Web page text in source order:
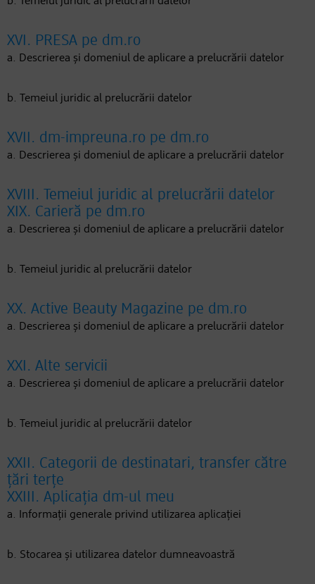
XVI. PRESA pe dm.ro
a. Descrierea și domeniul de aplicare a prelucrării datelor
b. Temeiul juridic al prelucrării datelor
XVII. dm-impreuna.ro pe dm.ro
a. Descrierea și domeniul de aplicare a prelucrării datelor
XVIII. Temeiul juridic al prelucrării datelor
XIX. Carieră pe dm.ro
a. Descrierea și domeniul de aplicare a prelucrării datelor
b. Temeiul juridic al prelucrării datelor
XX. Active Beauty Magazine pe dm.ro
a. Descrierea și domeniul de aplicare a prelucrării datelor
XXI. Alte servicii
a. Descrierea și domeniul de aplicare a prelucrării datelor
b. Temeiul juridic al prelucrării datelor
XXII. Categorii de destinatari, transfer către
țări terțe
XXIII. Aplicația dm-ul meu
a. Informații generale privind utilizarea aplicației
b. Stocarea și utilizarea datelor dumneavoastră